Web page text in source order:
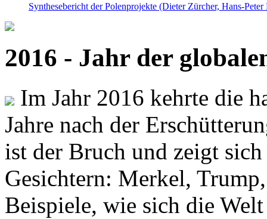
Synthesebericht der Polenprojekte (Dieter Zürcher, Hans-
2016 - Jahr der
Im Jahr 2016 kehrte die
Jahre nach der
ist der Bruch und zeigt
Gesichtern: Merkel,
Beispiele, wie sich die